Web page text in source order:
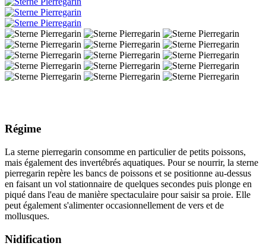
Régime
La sterne pierregarin consomme en particulier de petits poissons,
mais également des invertébrés aquatiques. Pour se nourrir, la sterne
pierregarin repère les bancs de poissons et se positionne au-dessus
en faisant un vol stationnaire de quelques secondes puis plonge en
piqué dans l'eau de manière spectaculaire pour saisir sa proie. Elle
peut également s'alimenter occasionnellement de vers et de
mollusques.
Nidification